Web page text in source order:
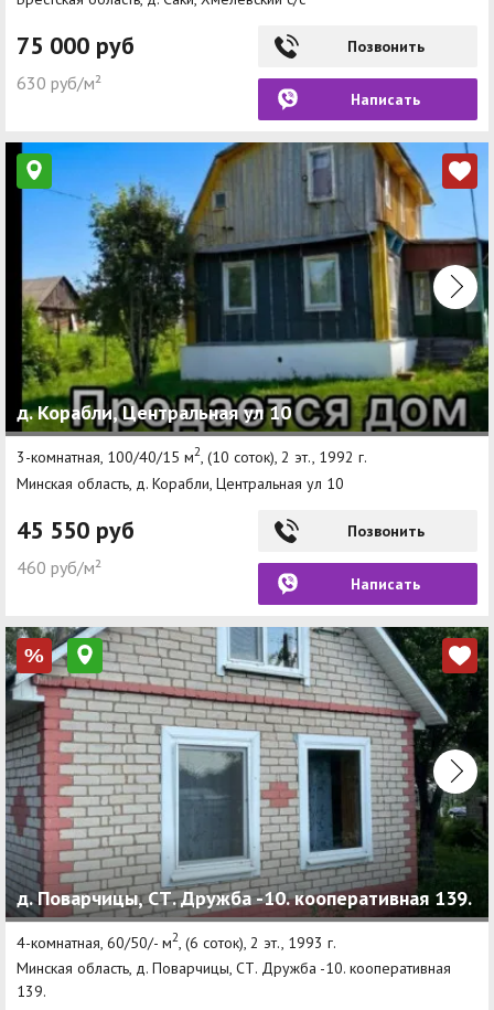
75 000 руб
630 руб/м²
Позвонить
Написать
д. Корабли, Центральная ул 10
3-комнатная, 100/40/15 м2, (10 соток), 2 эт., 1992 г.
Минская область, д. Корабли, Центральная ул 10
45 550 руб
460 руб/м²
Позвонить
Написать
%
д. Поварчицы, СТ. Дружба -10. кооперативная 139.
4-комнатная, 60/50/- м2 , (6 соток), 2 эт., 1993 г.
Минская область, д. Поварчицы, СТ. Дружба -10. кооперативная
139.